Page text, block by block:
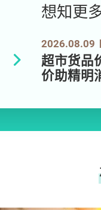
想知更
2026.08.09
超市货品
价助精明